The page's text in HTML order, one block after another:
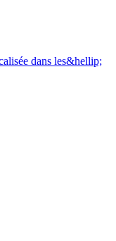
dans les&hellip;